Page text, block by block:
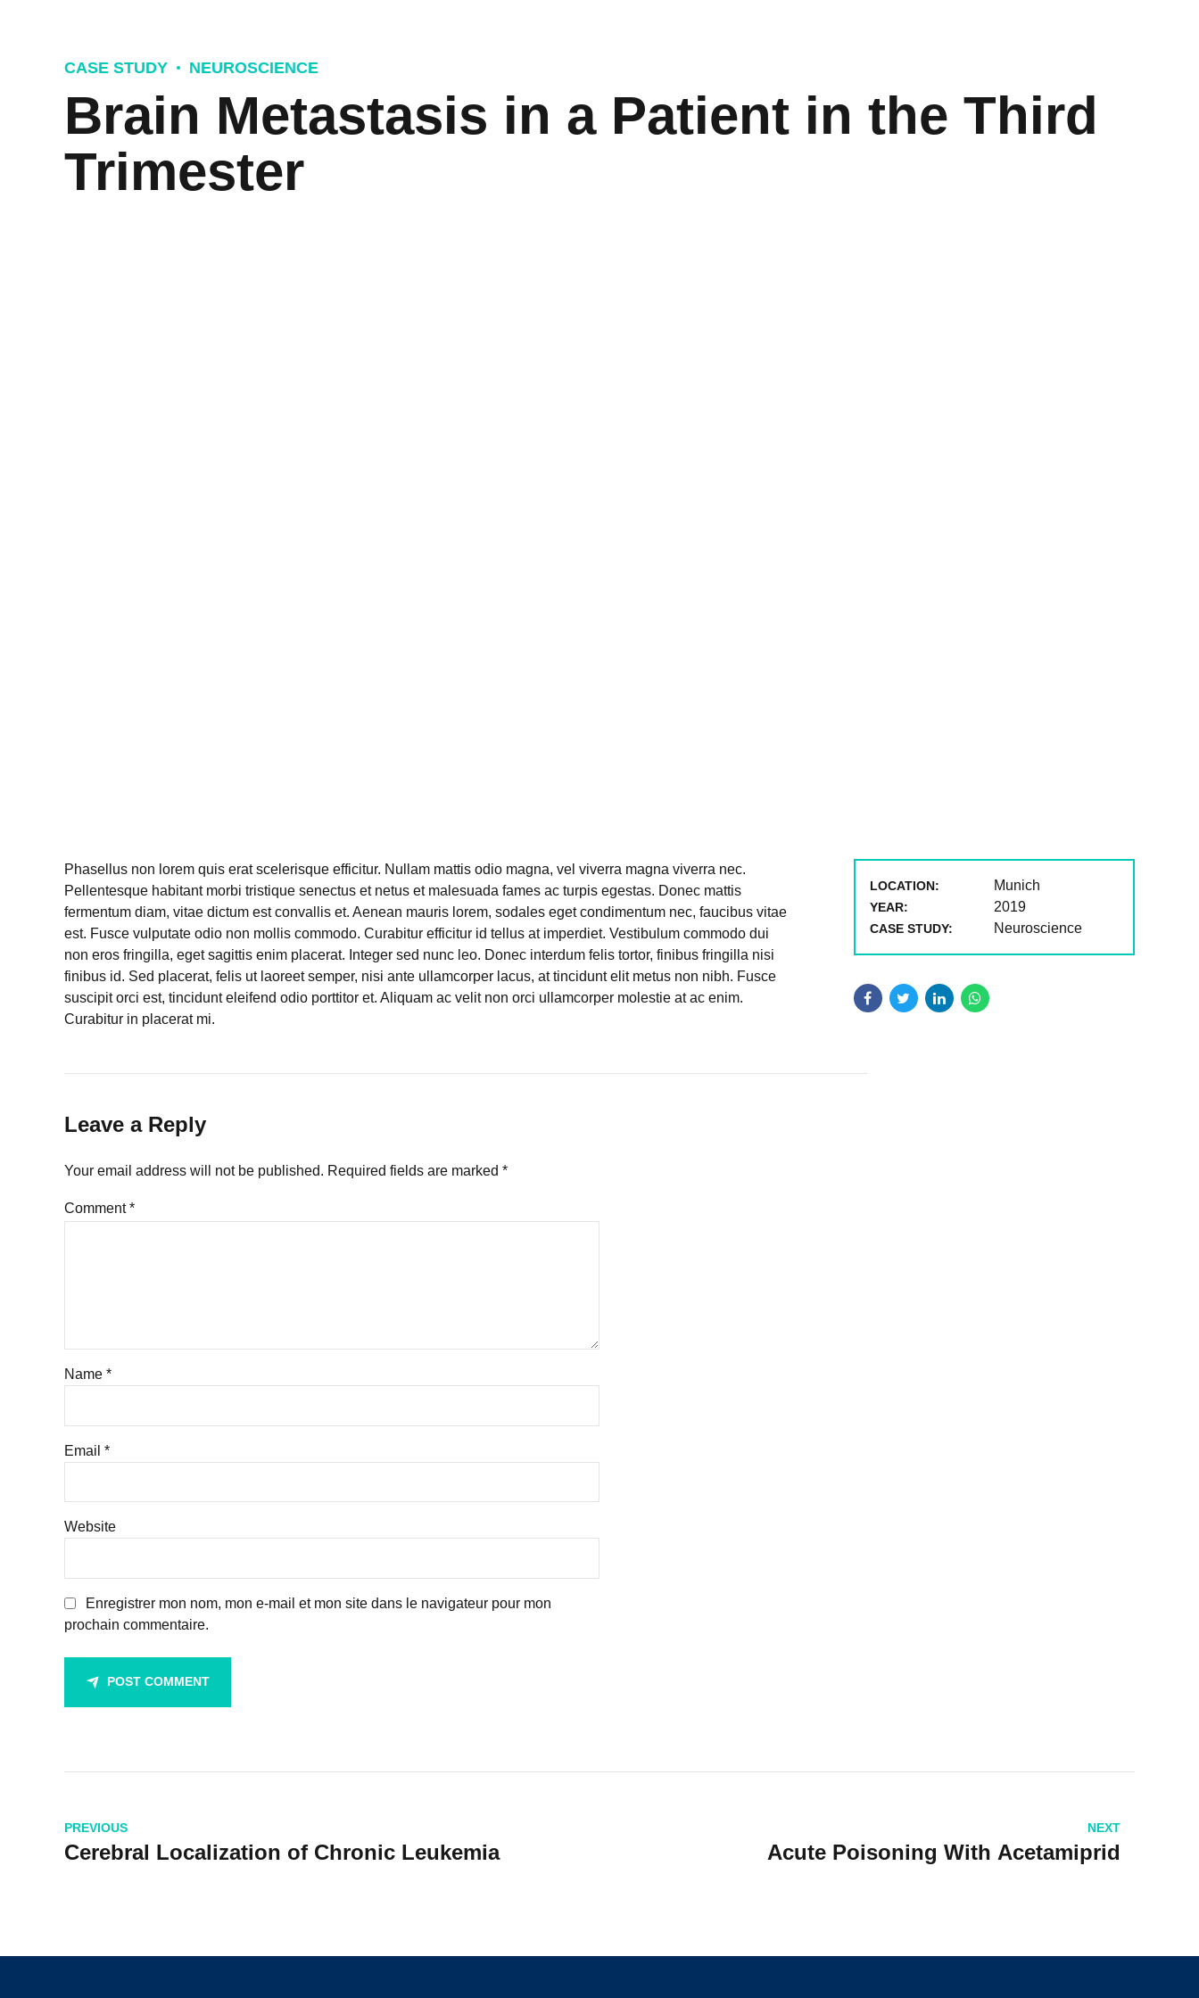
CASE STUDY NEUROSCIENCE
Brain Metastasis in a Patient in the Third
Trimester
Phasellus non lorem quis erat scelerisque efficitur. Nullam mattis odio magna, vel viverra magna viverra nec.
Pellentesque habitant morbi tristique senectus et netus et malesuada fames ac turpis egestas. Donec mattis
fermentum diam, vitae dictum est convallis et. Aenean mauris lorem, sodales eget condimentum nec, faucibus vitae
est. Fusce vulputate odio non mollis commodo. Curabitur efficitur id tellus at imperdiet. Vestibulum commodo dui
non eros fringilla, eget sagittis enim placerat. Integer sed nunc leo. Donec interdum felis tortor, finibus fringilla nisi
finibus id. Sed placerat, felis ut laoreet semper, nisi ante ullamcorper lacus, at tincidunt elit metus non nibh. Fusce
suscipit orci est, tincidunt eleifend odio porttitor et. Aliquam ac velit non orci ullamcorper molestie at ac enim.
Curabitur in placerat mi.
LOCATION: Munich
YEAR: 2019
CASE STUDY: Neuroscience
Leave a Reply
Your email address will not be published. Required fields are marked *
Comment*
Name *
Email *
Website
Enregistrer mon nom, mon e-mail et mon site dans le navigateur pour mon
prochain commentaire.
POST COMMENT
PREVIOUS
Cerebral Localization of Chronic Leukemia
NEXT
Acute Poisoning With Acetamiprid